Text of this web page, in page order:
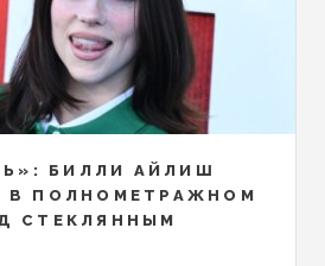
БИЛЛИ АЙЛИШ
В ПОЛНОМЕТРАЖНОМ
СТЕКЛЯННЫМ